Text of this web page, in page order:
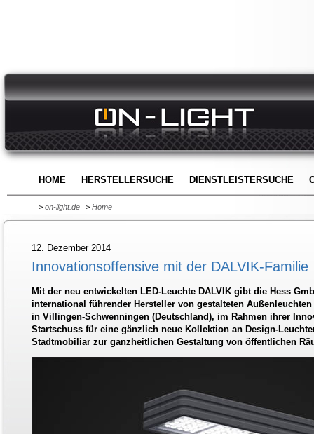
HOME HERSTELLERSUCHE DIENSTLEISTERSUCHE
> on-light.de > Home
12. Dezember 2014
Innovationsoffensive mit der DALVIK-Familie
Mit der neu entwickelten LED-Leuchte DALVIK gibt die Hess
international führender Hersteller von gestalteten
in Villingen-Schwenningen (Deutschland), im Rahmen ihrer
Startschuss für eine gänzlich neue Kollektion an Design-
Stadtmobiliar zur ganzheitlichen Gestaltung von öffentlichen